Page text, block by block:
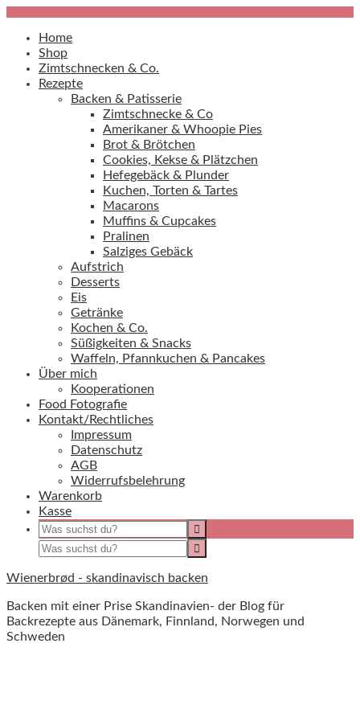
Home
Shop
Zimtschnecken & Co.
Rezepte
Backen & Patisserie
Zimtschnecke & Co
Amerikaner & Whoopie Pies
Brot & Brötchen
Cookies, Kekse & Plätzchen
Hefegebäck & Plunder
Kuchen, Torten & Tartes
Macarons
Muffins & Cupcakes
Pralinen
Salziges Gebäck
Aufstrich
Desserts
Eis
Getränke
Kochen & Co.
Süßigkeiten & Snacks
Waffeln, Pfannkuchen & Pancakes
Über mich
Kooperationen
Food Fotografie
Kontakt/Rechtliches
Impressum
Datenschutz
AGB
Widerrufsbelehrung
Warenkorb
Kasse
Wienerbrød - skandinavisch backen
Backen mit einer Prise Skandinavien- der Blog für
Backrezepte aus Dänemark, Finnland, Norwegen und
Schweden